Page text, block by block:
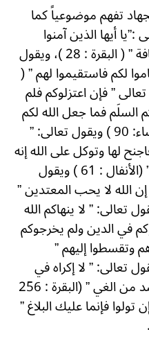
تفهم موضوعياً كما
أيها الذين آمنوا
ادخلوا في السلم كافة ” ( البقرة : 28 )، ويقول
لكم فاستقيموا لهم ” (
تعالى ” فإن اعتزلوكم فلم
السلَم فما جعل الله لكم
عليهم سبيلاً ” (النساء: 90 ) ويقول تعالى: ”
لها وتوكل على الله إنه
هو السميع العليم ” (الأنفال : 61 ) ويقول
الله لا يحب المعتدين ”
: 190 ) ويقول تعالى: ” لا ينهاكم الله
في الدين ولم يخرجوكم
وتقسطوا إليهم ”
: 8 ) ويقول تعالى: ” لا إكراه في
الدين قد تبين الرشد من الغي ” (البقرة : 256
فإنما عليك البلاغ ”